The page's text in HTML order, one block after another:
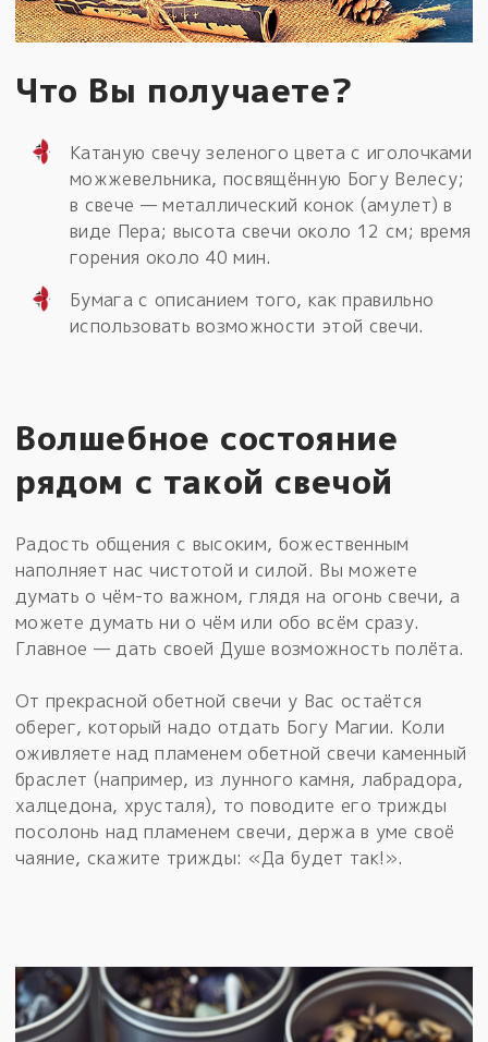
Что Вы получаете?
Катаную свечу зеленого цвета с иголочками
можжевельника, посвящённую Богу Велесу;
в свече — металлический конок (амулет) в
виде Пера; высота свечи около 12 см; время
горения около 40 мин.
Бумага с описанием того, как правильно
использовать возможности этой свечи.
Волшебное состояние
рядом с такой свечой
Радость общения с высоким, божественным
наполняет нас чистотой и силой. Вы можете
думать о чём-то важном, глядя на огонь свечи, а
можете думать ни о чём или обо всём сразу.
Главное — дать своей Душе возможность полёта.
От прекрасной обетной свечи у Вас остаётся
оберег, который надо отдать Богу Магии. Коли
оживляете над пламенем обетной свечи каменный
браслет (например, из лунного камня, лабрадора,
халцедона, хрусталя), то поводите его трижды
посолонь над пламенем свечи, держа в уме своё
чаяние, скажите трижды: «Да будет так!».